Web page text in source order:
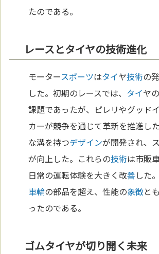
たのである。
レースとタイヤの技術進化
モータースポーツはタイヤ技術の
した。初期のレースでは、 タイヤ
課題であったが、ピレリやグッド
カーが競争を通じて革新を推進し
な溝を持つデザインが開発され、
が向上した。これらの技術は市販
日常の運転体験を大きく改善した。
車輪の部品を超え、性能の象徴と
ったのである。
ゴムタイヤが切り開く未来